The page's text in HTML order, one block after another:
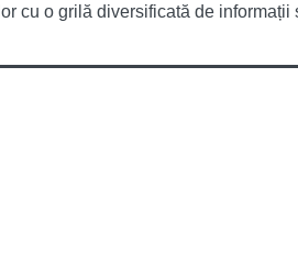
cu o grilă diversificată de informații